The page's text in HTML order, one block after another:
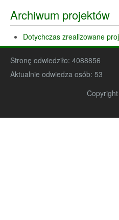
Archiwum projektów
Dotychczas zrealizowane
Stronę odwiedziło: 4088856
Aktualnie odwiedza osób: 53